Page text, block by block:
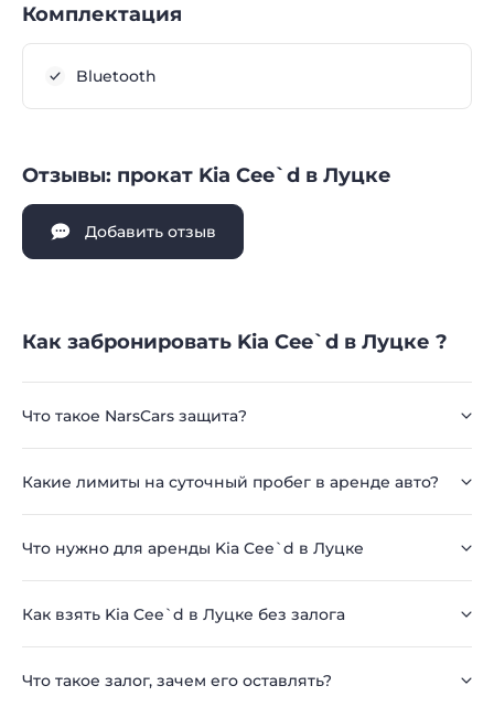
Комплектация
Bluetooth
Отзывы: прокат Kia Cee`d в Луцке
Добавить отзыв
Как забронировать Kia Cee`d в Луцке ?
Что такое NarsCars защита?
Какие лимиты на суточный пробег в аренде авто?
Что нужно для аренды Kia Cee`d в Луцке
Как взять Kia Cee`d в Луцке без залога
Что такое залог, зачем его оставлять?